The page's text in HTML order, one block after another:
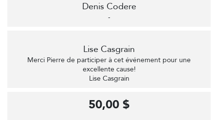
Denis Codere
-
Lise Casgrain
Merci Pierre de participer à cet événement pour une
excellente cause!
Lise Casgrain
50,00 $